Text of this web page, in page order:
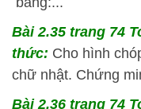
Bài 2.35 trang 74
thức: Cho hình
chữ nhật. Chứng
Bài 2.36 trang 74